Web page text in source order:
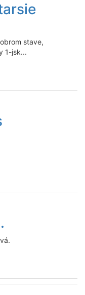
stave,
1-jsk...